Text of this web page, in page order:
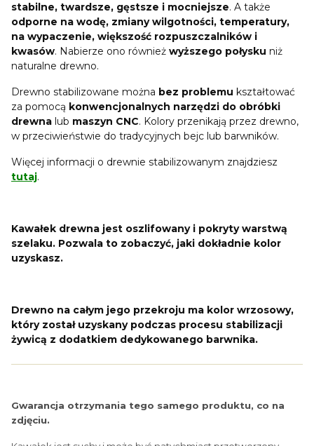
stabilne, twardsze, gęstsze i mocniejsze. A także
odporne na wodę, zmiany wilgotności, temperatury,
na wypaczenie, większość rozpuszczalników i
kwasów. Nabierze ono również wyższego połysku niż
naturalne drewno.
Drewno stabilizowane można bez problemu kształtować
za pomocą konwencjonalnych narzędzi do obróbki
drewna lub maszyn CNC. Kolory przenikają przez drewno,
w przeciwieństwie do tradycyjnych bejc lub barwników.
Więcej informacji o drewnie stabilizowanym znajdziesz
tutaj.
Kawałek drewna jest oszlifowany i pokryty warstwą
szelaku. Pozwala to zobaczyć, jaki dokładnie kolor
uzyskasz.
Drewno na całym jego przekroju ma kolor wrzosowy,
który został uzyskany podczas procesu stabilizacji
żywicą z dodatkiem dedykowanego barwnika.
Gwarancja otrzymania tego samego produktu, co na
zdjęciu.